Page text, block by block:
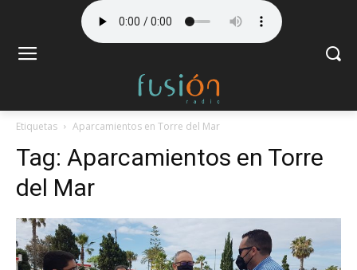
Etiquetas Aparcamientos en Torre del Mar
Tag: Aparcamientos en Torre
del Mar